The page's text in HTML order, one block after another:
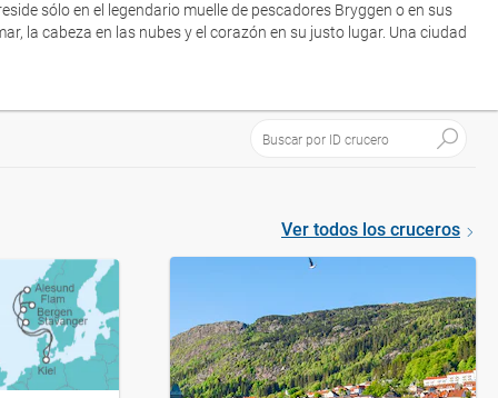
sólo en el legendario muelle de pescadores Bryggen o en sus
la cabeza en las nubes y el corazón en su justo lugar. Una ciudad
Ver todos los cruceros